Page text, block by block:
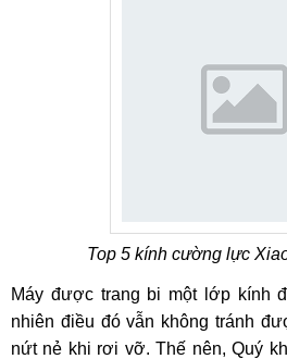
Top 5 kính cường lực
Máy được trang bi một lớp kính
nhiên điều đó vẫn không tránh
nứt nẻ khi rơi vỡ. Thế nên, Quý